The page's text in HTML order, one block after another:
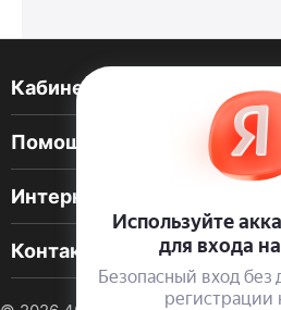
Кабинет покупателя
Помощь покупателю
Интернет-магазин
Контакты